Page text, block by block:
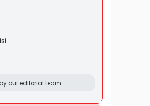
our editorial team.